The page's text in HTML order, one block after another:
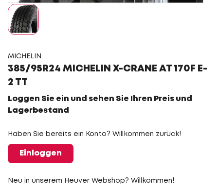
MICHELIN
385/95R24 MICHELIN X-CRANE AT 170F E-
2 TT
Loggen Sie ein und sehen Sie Ihren Preis und
Lagerbestand
Haben Sie bereits ein Konto? Willkommen zurück!
Einloggen
Neu in unserem Heuver Webshop? Willkommen!